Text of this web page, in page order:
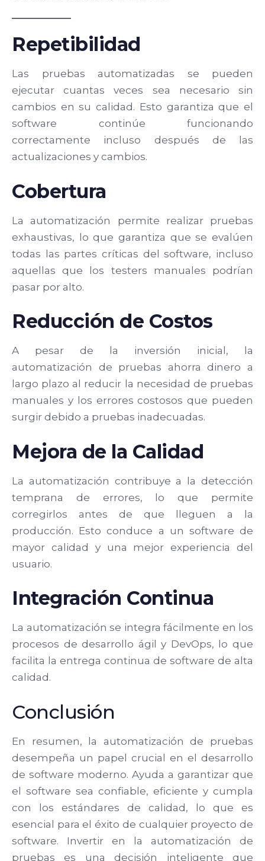
Repetibilidad
Las pruebas automatizadas se pueden
ejecutar cuantas veces sea necesario sin
cambios en su calidad. Esto garantiza que el
software continúe funcionando
correctamente incluso después de las
actualizaciones y cambios.
Cobertura
La automatización permite realizar pruebas
exhaustivas, lo que garantiza que se evalúen
todas las partes críticas del software, incluso
aquellas que los testers manuales podrían
pasar por alto.
Reducción de Costos
A pesar de la inversión inicial, la
automatización de pruebas ahorra dinero a
largo plazo al reducir la necesidad de pruebas
manuales y los errores costosos que pueden
surgir debido a pruebas inadecuadas.
Mejora de la Calidad
La automatización contribuye a la detección
temprana de errores, lo que permite
corregirlos antes de que lleguen a la
producción. Esto conduce a un software de
mayor calidad y una mejor experiencia del
usuario.
Integración Continua
La automatización se integra fácilmente en los
procesos de desarrollo ágil y DevOps, lo que
facilita la entrega continua de software de alta
calidad.
Conclusión
En resumen, la automatización de pruebas
desempeña un papel crucial en el desarrollo
de software moderno. Ayuda a garantizar que
el software sea confiable, eficiente y cumpla
con los estándares de calidad, lo que es
esencial para el éxito de cualquier proyecto de
software. Invertir en la automatización de
pruebas es una decisión inteligente que